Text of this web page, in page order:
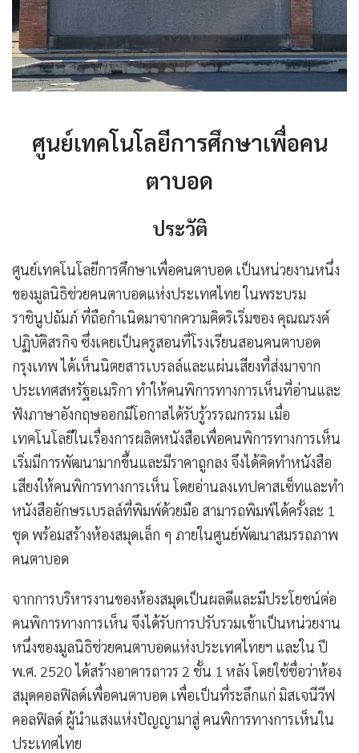
ศูนย์เทคโนโลยีการศึกษาเพื่อคน
ตาบอด
ประวัติ
ศูนย์เทคโนโลยีการศึกษาเพื่อคนตาบอด เป็นหน่วยงานหนึ่ง
ของมูลนิธิช่วยคนตาบอดแห่งประเทศไทย ในพระบรม
ราชินูปถัมภ์ ที่ถือกำเนิดมาจากความคิดริเริ่มของ คุณณรงค์
ปฏิบัติสรกิจ ซึ่งเคยเป็นครูสอนที่โรงเรียนสอนคนตาบอด
กรุงเทพ ได้เห็นนิตยสารเบรลล์และแผ่นเสียงที่ส่งมาจาก
ประเทศสหรัฐอเมริกา ทำให้คนพิการทางการเห็นที่อ่านและ
ฟังภาษาอังกฤษออกมีโอกาสได้รับรู้วรรณกรรม เมื่อ
เทคโนโลยีในเรื่องการผลิตหนังสือเพื่อคนพิการทางการเห็น
เริ่มมีการพัฒนามากขึ้นและมีราคาถูกลง จึงได้คิดทำหนังสือ
เสียงให้คนพิการทางการเห็น โดยอ่านลงเทปคาสเซ็ทและทำ
หนังสืออักษรเบรลล์ที่พิมพ์ด้วยมือ สามารถพิมพ์ได้ครั้งละ 1
ชุด พร้อมสร้างห้องสมุดเล็ก ๆ ภายในศูนย์พัฒนาสมรรถภาพ
คนตาบอด
จากการบริหารงานของห้องสมุดเป็นผลดีและมีประโยชน์ต่อ
คนพิการทางการเห็น จึงได้รับการปรับรวมเข้าเป็นหน่วยงาน
หนึ่งของมูลนิธิช่วยคนตาบอดแห่งประเทศไทยฯ และใน ปี
พ.ศ. 2520 ได้สร้างอาคารถาวร 2 ชั้น 1 หลัง โดยใช้ชื่อว่าห้อง
สมุดคอลฟิลด์เพื่อคนตาบอด เพื่อเป็นที่ระลึกแก่ มิสเจนีวีฟ
คอลฟิลด์ ผู้นำแสงแห่งปัญญามาสู่ คนพิการทางการเห็นใน
ประเทศไทย